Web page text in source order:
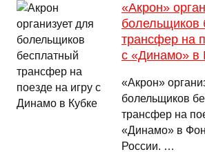
«Акрон»
болельщиков
трансфер на
с «Динамо» в
«Акрон»
болельщиков
трансфер на
«Динамо» в
России. …